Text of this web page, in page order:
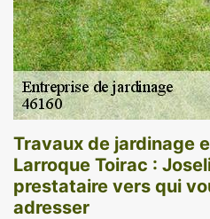
Travaux de jardinage
Larroque Toirac :
prestataire vers qui
adresser